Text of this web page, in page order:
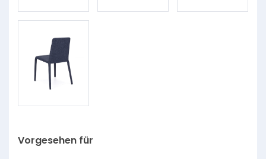
Vorgesehen für